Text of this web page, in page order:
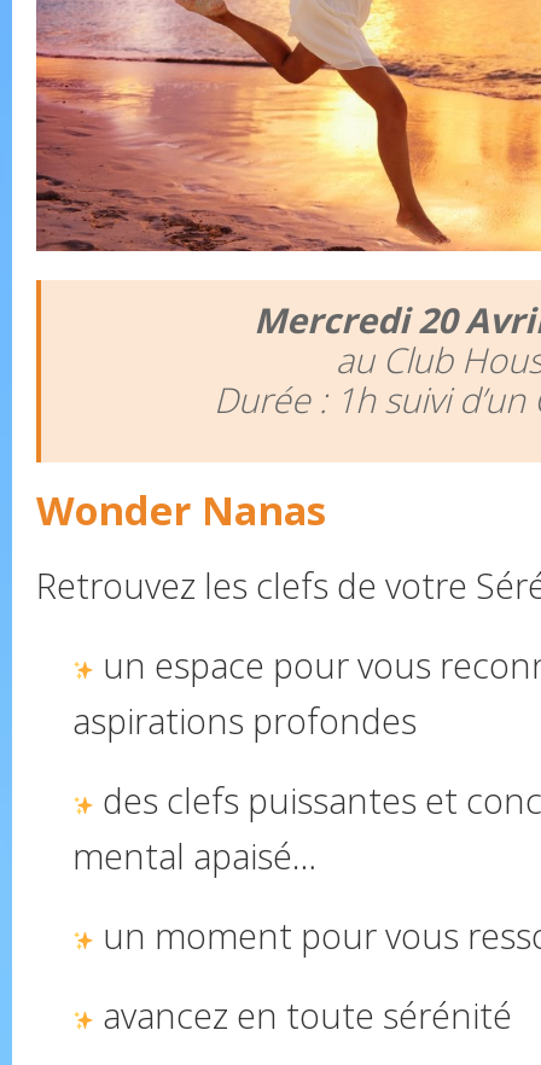
Mercredi 20
au Club
Durée : 1h suivi
Wonder Nanas
Retrouvez les clefs de votre
un espace pour vous
aspirations profondes
des clefs puissantes et
mental apaisé…
un moment pour vous
avancez en toute sérénité